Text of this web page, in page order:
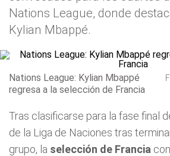
Nations League, donde
Kylian Mbappé.
Nations League: Kylian Mbappé
regresa a la selección de Francia
Tras clasificarse para la fase final
de la Liga de Naciones tras
grupo, la selección de Francia